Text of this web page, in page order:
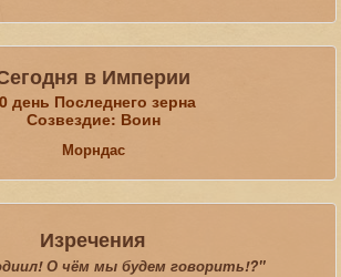
в Империи
день Последнего зерна
Созвездие: Воин
Морндас
Изречения
О чём мы будем говорить!?"